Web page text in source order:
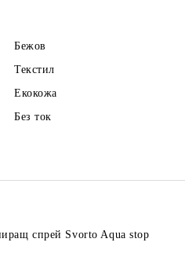
Бежов
Текстил
Екокожа
Без ток
спрей Svorto Aqua stop